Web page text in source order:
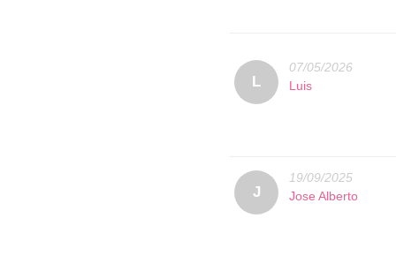
L
07/05/2026
Luis
J
19/09/2025
Jose Alberto